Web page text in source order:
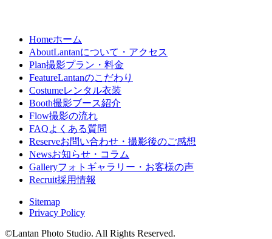
Homeホーム
AboutLantanについて・アクセス
Plan撮影プラン・料金
FeatureLantanのこだわり
Costumeレンタル衣装
Booth撮影ブース紹介
Flow撮影の流れ
FAQよくある質問
Reserveお問い合わせ・撮影後のご感想
Newsお知らせ・コラム
Galleryフォトギャラリー・お客様の声
Recruit採用情報
Sitemap
Privacy Policy
©Lantan Photo Studio. All Rights Reserved.